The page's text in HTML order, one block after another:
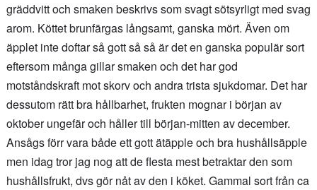
gräddvitt och smaken beskrivs som svagt sötsyrligt med svag
arom. Köttet brunfärgas långsamt, ganska mört. Även om
äpplet inte doftar så gott så så är det en ganska populär sort
eftersom många gillar smaken och det har god
motståndskraft mot skorv och andra trista sjukdomar. Det har
dessutom rätt bra hållbarhet, frukten mognar i början av
oktober ungefär och håller till början-mitten av december.
Ansågs förr vara både ett gott ätäpple och bra hushållsäpple
men idag tror jag nog att de flesta mest betraktar den som
hushållsfrukt, dvs gör nåt av den i köket. Gammal sort från ca